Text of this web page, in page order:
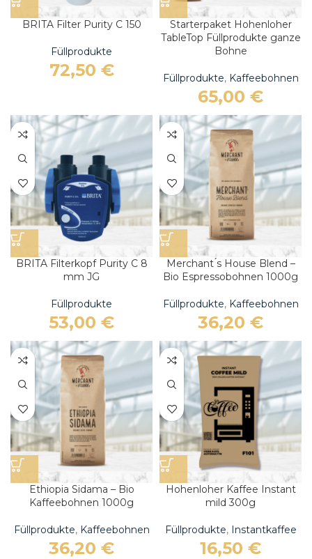
BRITA Filter Purity C 150
Füllprodukte
72,50 €
Starterpaket Hohenloher
TableTop Füllprodukte ganze
Bohne
Füllprodukte, Kaffeebohnen
65,00 €
BRITA Filterkopf Purity C 8
mm JG
Füllprodukte
53,00 €
Merchant ́s House Blend –
Bio Espressobohnen 1000g
Füllprodukte, Kaffeebohnen
36,20 €
Ethiopia Sidama – Bio
Kaffeebohnen 1000g
Füllprodukte, Kaffeebohnen
36,20 €
Hohenloher Kaffee Instant
mild 300g
Füllprodukte, Instantkaffee
16,50 €